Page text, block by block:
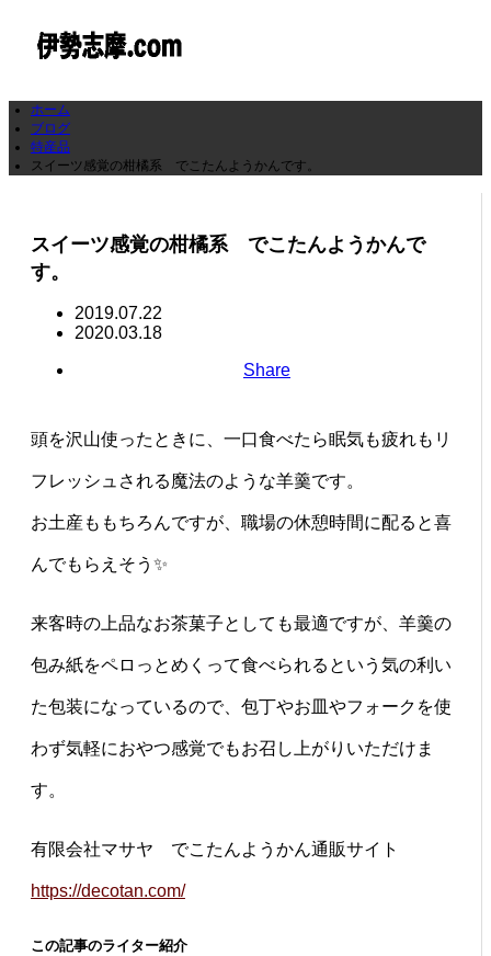
ホーム
ブログ
特産品
スイーツ感覚の柑橘系 でこたんようかんです。
スイーツ感覚の柑橘系 でこたんようかんで
す。
2019.07.22
2020.03.18
Share
頭を沢山使ったときに、一口食べたら眠気も疲れもリ
フレッシュされる魔法のような羊羹です。
お土産ももちろんですが、職場の休憩時間に配ると喜
んでもらえそう ✨
来客時の上品なお茶菓子としても最適ですが、羊羹の
包み紙をペロっとめくって食べられるという気の利い
た包装になっているので、包丁やお皿やフォークを使
わず気軽におやつ感覚でもお召し上がりいただけま
す。
有限会社マサヤ でこたんようかん通販サイト
https://decotan.com/
この記事のライター紹介